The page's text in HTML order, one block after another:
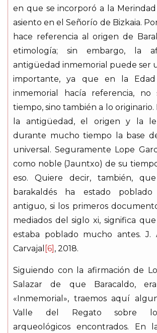
en que se incorporó a la
asiento en el Señorío de Bizkaia.
hace referencia al origen de
etimología; sin embargo, la
antigüedad inmemorial puede ser
importante, ya que en la
inmemorial hacía referencia, no
tiempo, sino también a lo
la antigüedad, el origen y la
durante mucho tiempo la base
universal. Seguramente Lope
como noble (Jauntxo) de su
eso. Quiere decir, también,
barakaldés ha estado
antiguo, si los primeros
mediados del siglo xi, significa
estaba poblado mucho antes. J.
Carvajal [6] , 2018.
Siguiendo con la afirmación de
Salazar de que Baracaldo,
«Inmemorial», traemos aquí
Valle del Regato sobre
arqueológicos encontrados. En